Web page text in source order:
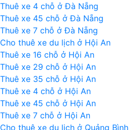
Thuê xe 4 chỗ ở Đà Nẵng
Thuê xe 45 chỗ ở Đà Nẵng
Thuê xe 7 chỗ ở Đà Nẵng
Cho thuê xe du lịch ở Hội An
Thuê xe 16 chỗ ở Hội An
Thuê xe 29 chỗ ở Hội An
Thuê xe 35 chỗ ở Hội An
Thuê xe 4 chỗ ở Hội An
Thuê xe 45 chỗ ở Hội An
Thuê xe 7 chỗ ở Hội An
Cho thuê xe du lịch ở Quảng Bình